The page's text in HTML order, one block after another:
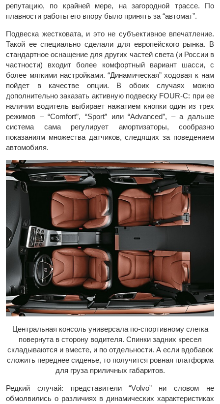
репутацию, по крайней мере, на загородной трассе. По
плавности работы его впору было принять за “автомат”.
Подвеска жестковата, и это не субъективное впечатление.
Такой ее специально сделали для европейского рынка. В
стандартное оснащение для других частей света (и России в
частности) входит более комфортный вариант шасси, с
более мягкими настройками. “Динамическая” ходовая к нам
пойдет в качестве опции. В обоих случаях можно
дополнительно заказать активную подвеску FOUR-C: при ее
наличии водитель выбирает нажатием кнопки один из трех
режимов – “Comfort”, “Sport” или “Advanced”, – а дальше
система сама регулирует амортизаторы, сообразно
показаниям множества датчиков, следящих за поведением
автомобиля.
Центральная консоль универсала по-спортивному слегка
повернута в сторону водителя. Спинки задних кресел
складываются и вместе, и по отдельности. А если вдобавок
сложить переднее сиденье, то получится ровная платформа
для груза приличных габаритов.
Редкий случай: представители “Volvo” ни словом не
обмолвились о различиях в динамических характеристиках